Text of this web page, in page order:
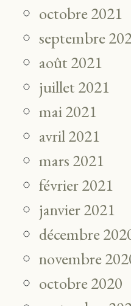
octobre 2021
septembre
août 2021
juillet 2021
mai 2021
avril 2021
mars 2021
février 2021
janvier 2021
décembre
novembre
octobre 2020